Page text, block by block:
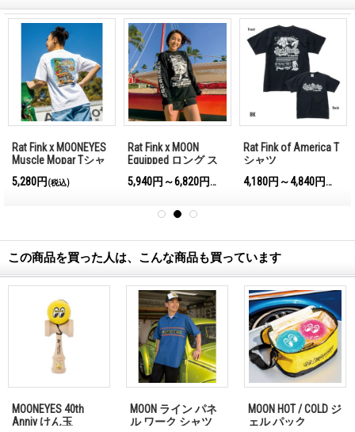
Rat Fink x MOONEYES
Muscle Mopar Tシャ
5,280円 (税込)
Rat Fink x MOON
Equipped ロング ス
5,940円～6,820円
(税込)
Rat Fink of America T
シャツ
4,180円～4,840円
(税込)
この商品を買った人は、こんな商品も買っています
MOONEYES 40th
Anniv けん玉
MOON ライン パネ
ル ワーク シャツ
MOON HOT / COLD ジ
ェル パック